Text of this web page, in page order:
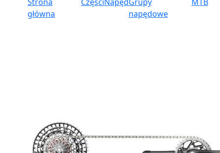
główna
napędowe